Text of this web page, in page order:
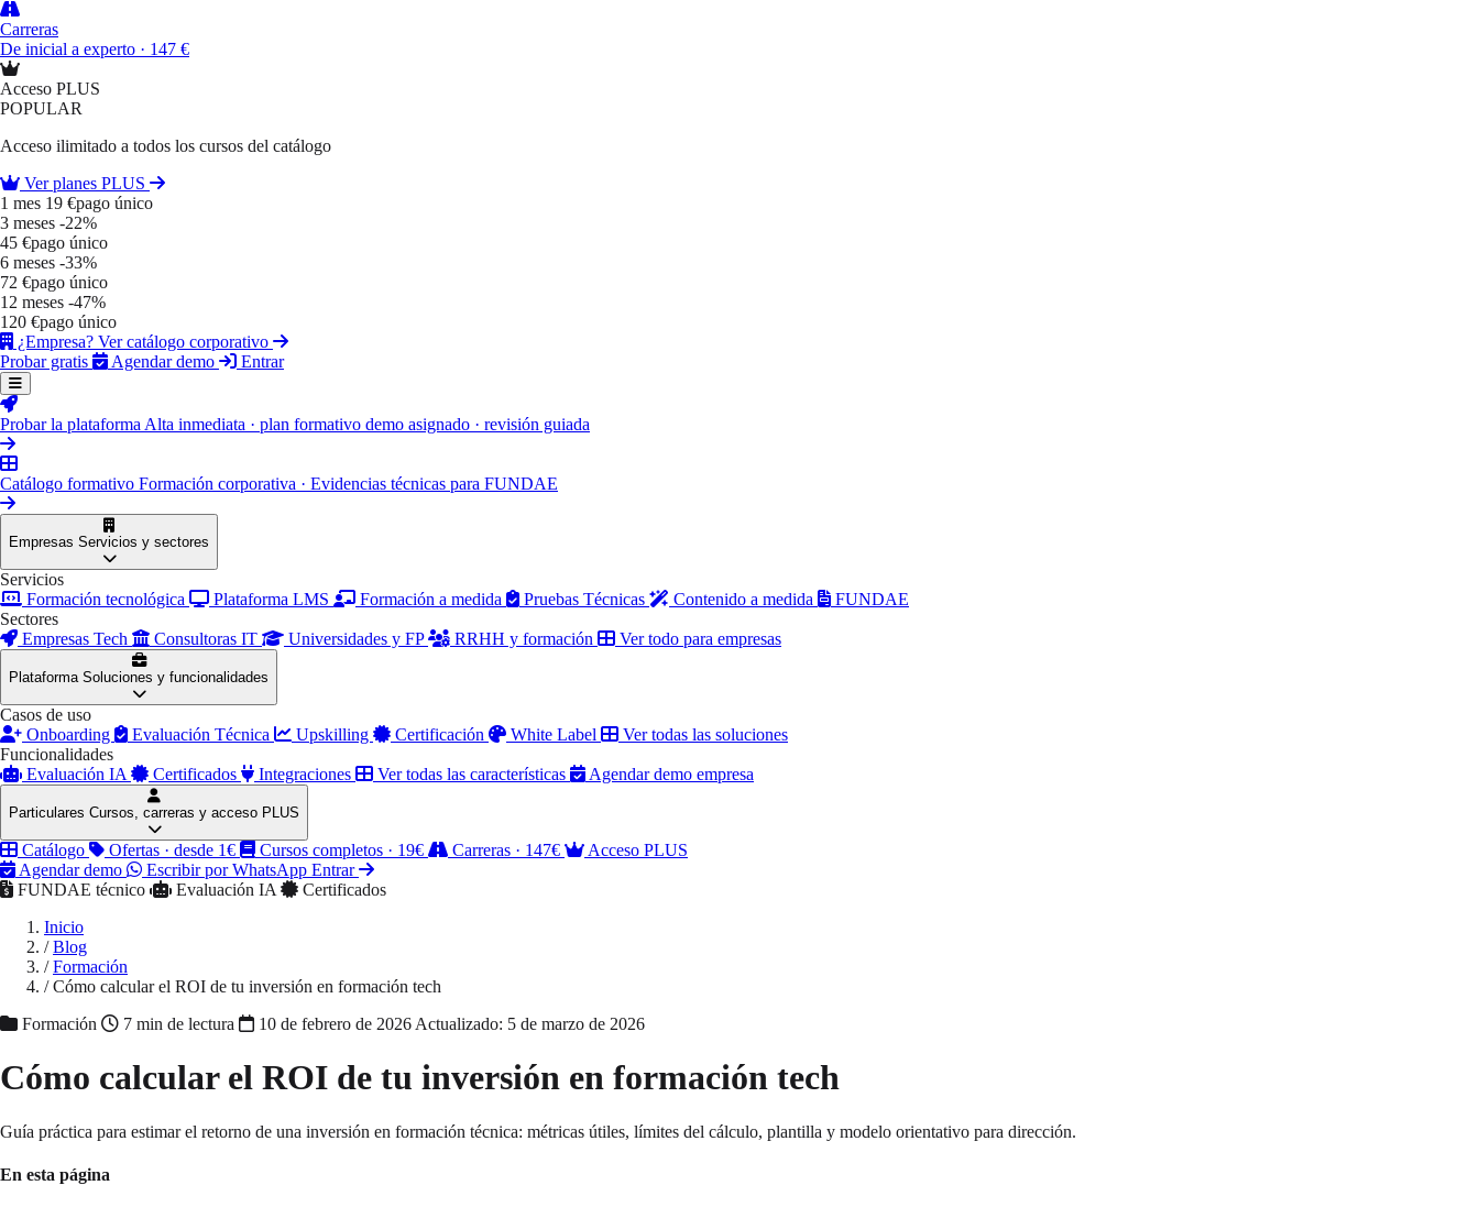
Carreras
De inicial a experto · 147 €
Acceso PLUS
POPULAR
Acceso ilimitado a todos los cursos del catálogo
Ver planes PLUS
1 mes 19 €pago único
3 meses -22%
45 €pago único
6 meses -33%
72 €pago único
12 meses -47%
120 €pago único
¿Empresa? Ver catálogo corporativo
Probar gratis
Agendar demo Entrar
Probar la plataforma Alta inmediata · plan formativo demo asignado · revisión guiada
Catálogo formativo Formación corporativa · Evidencias técnicas para FUNDAE
Empresas Servicios y sectores
Servicios
Formación tecnológica
Plataforma LMS Formación a medida Pruebas Técnicas Contenido a medida
FUNDAE
Sectores
Empresas Tech
Consultoras IT Universidades y FP RRHH y formación Ver todo para empresas
Plataforma Soluciones y funcionalidades
Casos de uso
Onboarding
Evaluación Técnica Upskilling Certificación White Label
Ver todas las soluciones
Funcionalidades
Evaluación IA
Certificados Integraciones Ver todas las características Agendar demo empresa
Particulares Cursos, carreras y acceso PLUS
Catálogo Ofertas · desde 1€ Cursos completos · 19€ Carreras · 147€
Acceso PLUS
Agendar demo
Escribir por WhatsApp Entrar
FUNDAE técnico
Evaluación IA
Certificados
Inicio
/ Blog
/ Formación
/ Cómo calcular el ROI de tu inversión en formación tech
Formación
7 min de lectura 10 de febrero de 2026 Actualizado: 5 de marzo de 2026
Cómo calcular el ROI de tu inversión en formación tech
Guía práctica para estimar el retorno de una inversión en formación técnica: métricas útiles, límites del cálculo, plantilla y modelo orientativo para dirección.
En esta página